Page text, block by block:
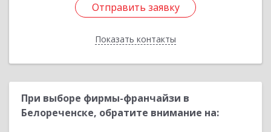
Отправить заявку
Показать контакты
Отправить заявку
Назад
При выборе фирмы-франчайзи в
Белореченске, обратите внимание на: